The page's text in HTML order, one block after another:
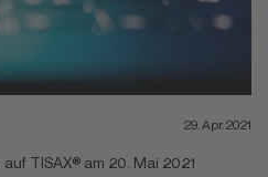
29. Apr. 2021
TISAX® am 20. Mai 2021